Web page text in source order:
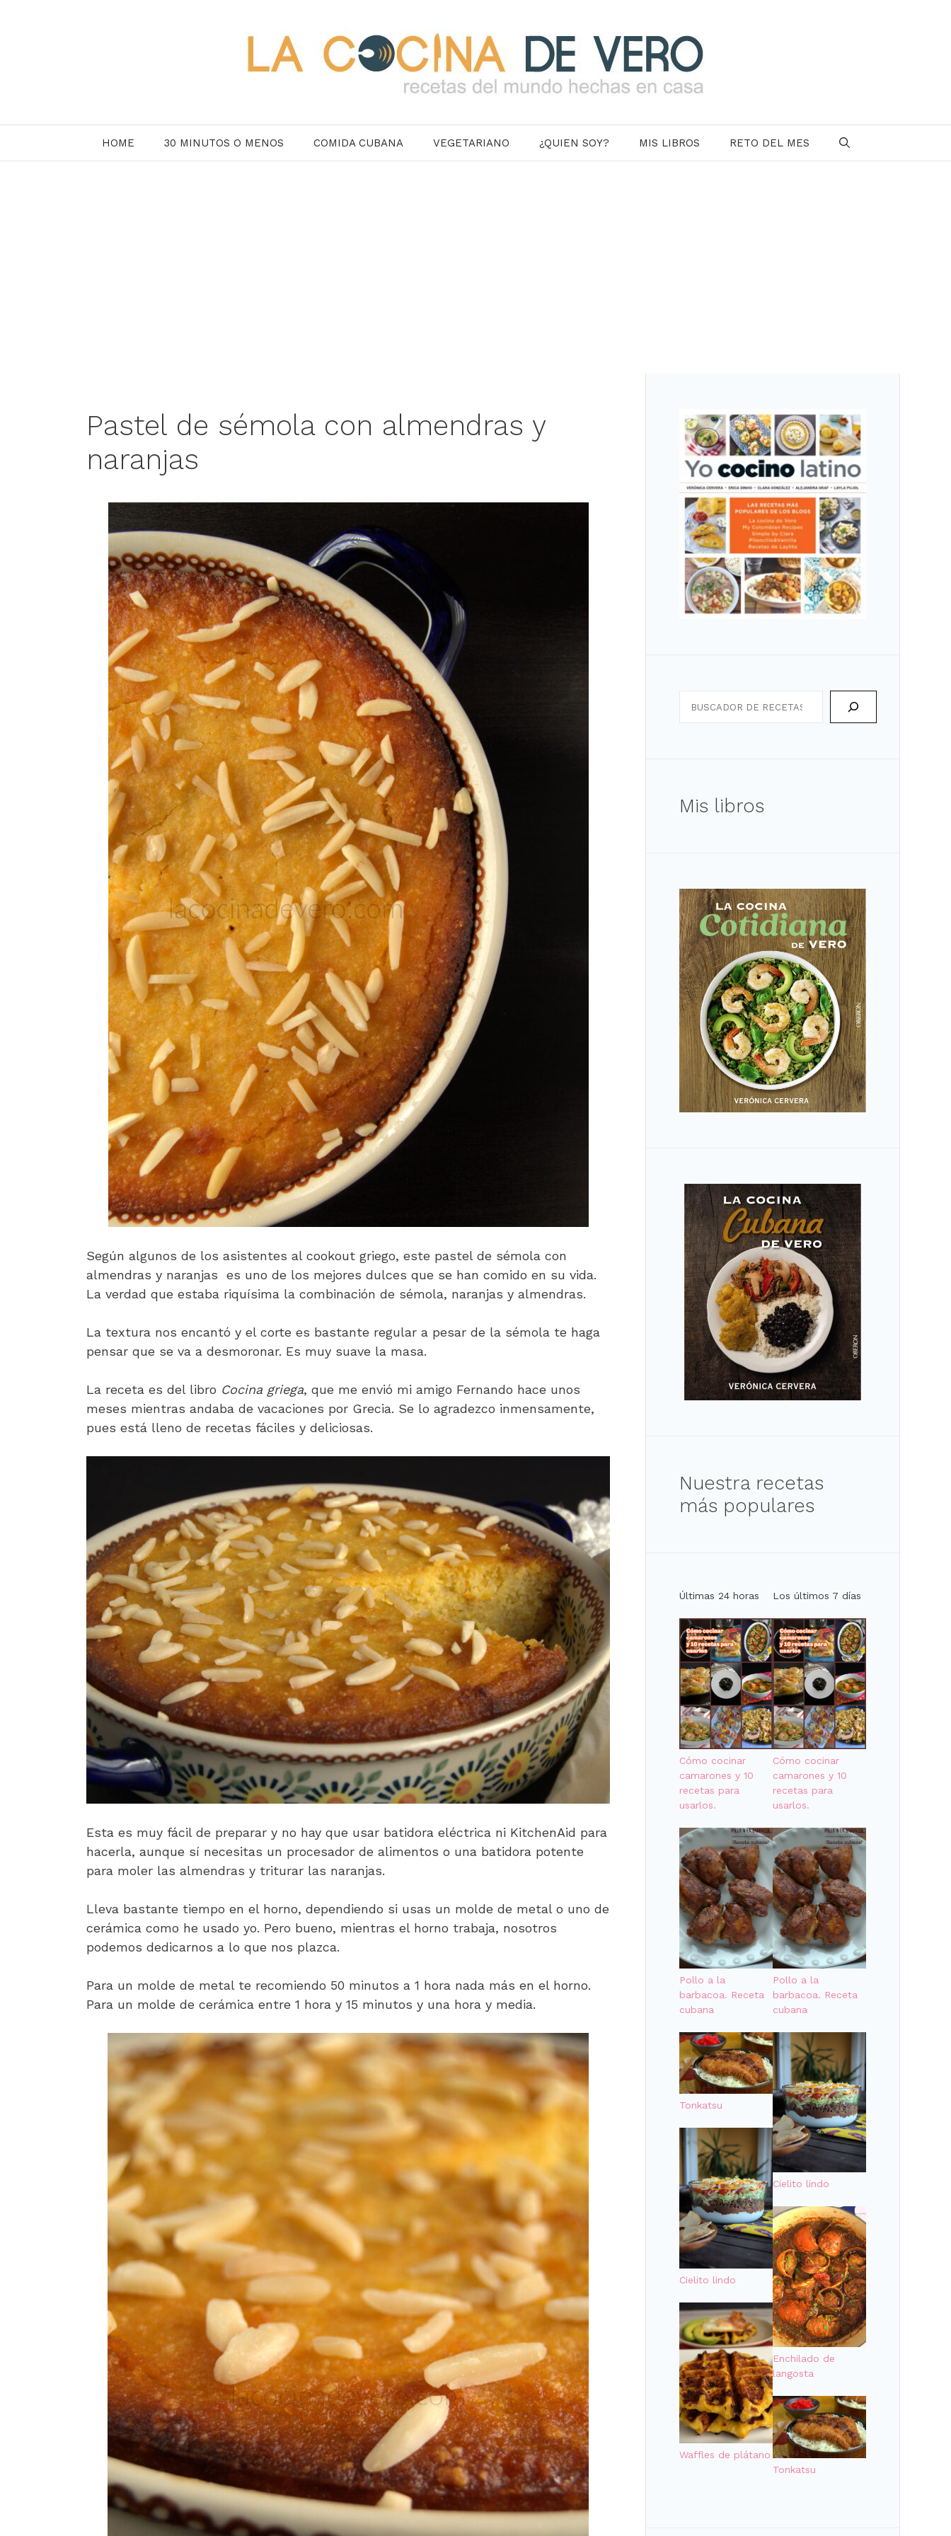
HOME 30 MINUTOS O MENOS COMIDA CUBANA VEGETARIANO ¿QUIEN SOY? MIS LIBROS RETO DEL MES
Pastel de sémola con almendras y
naranjas
Según algunos de los asistentes al cookout griego, este pastel de sémola con
almendras y naranjas es uno de los mejores dulces que se han comido en su vida.
La verdad que estaba riquísima la combinación de sémola, naranjas y almendras.
La textura nos encantó y el corte es bastante regular a pesar de la sémola te haga
pensar que se va a desmoronar. Es muy suave la masa.
La receta es del libro Cocina griega, que me envió mi amigo Fernando hace unos
meses mientras andaba de vacaciones por Grecia. Se lo agradezco inmensamente,
pues está lleno de recetas fáciles y deliciosas.
Esta es muy fácil de preparar y no hay que usar batidora eléctrica ni KitchenAid para
hacerla, aunque sí necesitas un procesador de alimentos o una batidora potente
para moler las almendras y triturar las naranjas.
Lleva bastante tiempo en el horno, dependiendo si usas un molde de metal o uno de
cerámica como he usado yo. Pero bueno, mientras el horno trabaja, nosotros
podemos dedicarnos a lo que nos plazca.
Para un molde de metal te recomiendo 50 minutos a 1 hora nada más en el horno.
Para un molde de cerámica entre 1 hora y 15 minutos y una hora y media.
Mis libros
Nuestra recetas
más populares
Últimas 24 horas
Cómo cocinar
camarones y 10
recetas para
usarlos.
Pollo a la
barbacoa. Receta
cubana
Tonkatsu
Cielito lindo
Waffles de plátano
Los últimos 7 días
Cómo cocinar
camarones y 10
recetas para
usarlos.
Pollo a la
barbacoa. Receta
cubana
Cielito lindo
Enchilado de
langosta
Tonkatsu